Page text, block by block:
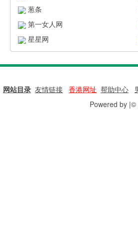
葱条
第一女人网
星星网
网站目录 友情链接 香港网址 帮助中心
Powered by |©